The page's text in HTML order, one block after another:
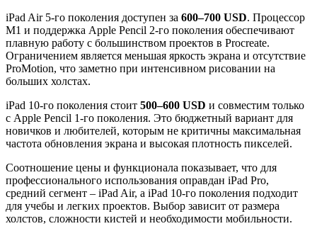
iPad Air 5-го поколения доступен за 600–700 USD. Процессор
M1 и поддержка Apple Pencil 2-го поколения обеспечивают
плавную работу с большинством проектов в Procreate.
Ограничением является меньшая яркость экрана и отсутствие
ProMotion, что заметно при интенсивном рисовании на
больших холстах.
iPad 10-го поколения стоит 500–600 USD и совместим только
с Apple Pencil 1-го поколения. Это бюджетный вариант для
новичков и любителей, которым не критичны максимальная
частота обновления экрана и высокая плотность пикселей.
Соотношение цены и функционала показывает, что для
профессионального использования оправдан iPad Pro,
средний сегмент – iPad Air, а iPad 10-го поколения подходит
для учебы и легких проектов. Выбор зависит от размера
холстов, сложности кистей и необходимости мобильности.